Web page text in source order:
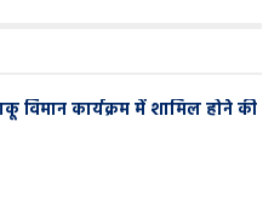
विमान कार्यक्रम में शामिल होने की